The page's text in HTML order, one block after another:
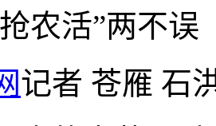
农活”两不误
记者 苍雁 石